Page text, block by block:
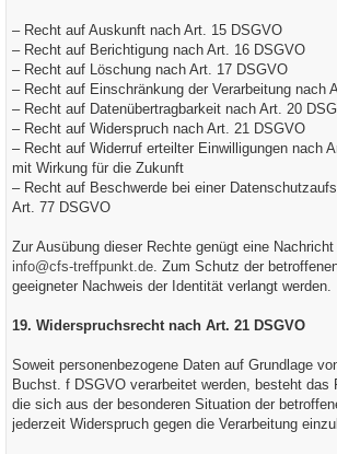
– Recht auf Auskunft nach Art. 15 DSGVO
– Recht auf Berichtigung nach Art. 16 DSGVO
– Recht auf Löschung nach Art. 17 DSGVO
– Recht auf Einschränkung der Verarbeitung nach
– Recht auf Datenübertragbarkeit nach Art. 20
– Recht auf Widerspruch nach Art. 21 DSGVO
– Recht auf Widerruf erteilter Einwilligungen nach
mit Wirkung für die Zukunft
– Recht auf Beschwerde bei einer
Art. 77 DSGVO
Zur Ausübung dieser Rechte genügt eine Nachricht
info@cfs-treffpunkt.de. Zum Schutz der
geeigneter Nachweis der Identität verlangt werden.
19. Widerspruchsrecht nach Art. 21 DSGVO
Soweit personenbezogene Daten auf Grundlage
Buchst. f DSGVO verarbeitet werden, besteht das
die sich aus der besonderen Situation der
jederzeit Widerspruch gegen die Verarbeitung